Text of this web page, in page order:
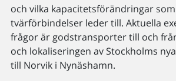
och vilka kapacitetsförändringar
tvärförbindelser leder till. Aktuella
frågor är godstransporter till och
och lokaliseringen av Stockholms
till Norvik i Nynäshamn.